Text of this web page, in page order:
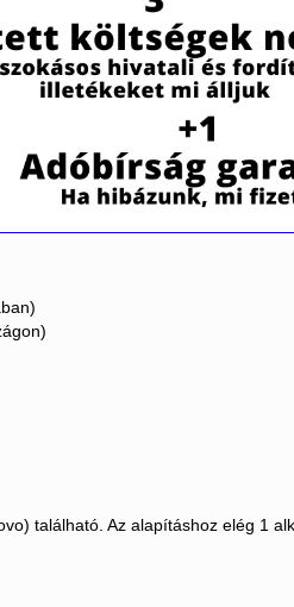
található. Az alapításhoz elég 1